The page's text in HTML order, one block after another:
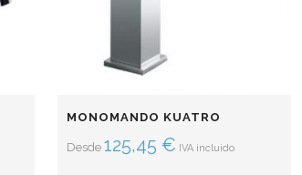
MONOMANDO KUATRO
Desde 125,45 € IVA incluido